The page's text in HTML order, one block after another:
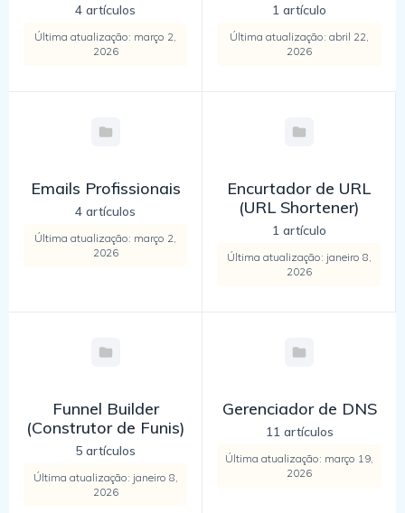
4 artículos
Última atualização: março 2,
2026
1 artículo
Última atualização: abril 22,
2026
Emails Profissionais
4 artículos
Última atualização: março 2,
2026
Encurtador de URL
(URL Shortener)
1 artículo
Última atualização: janeiro 8,
2026
Funnel Builder
(Construtor de Funis)
5 artículos
Última atualização: janeiro 8,
2026
Gerenciador de DNS
11 artículos
Última atualização: março 19,
2026